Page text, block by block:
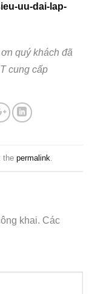
uu-dai-lap-
quý khách đã
cung cấp
the permalink
khai. Các